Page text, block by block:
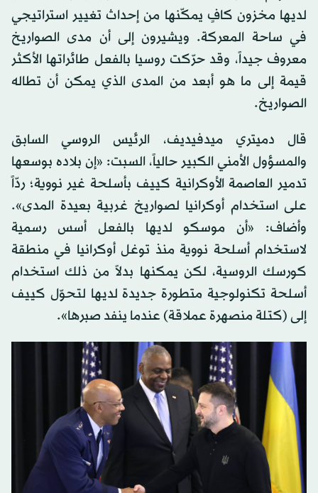
لديها مخزون كافٍ يمكّنها من إحداث تغيير استراتيجي
في ساحة المعركة. ويشيرون إلى أن مدى الصواريخ
معروف جيداً، وقد حرّكت روسيا بالفعل طائراتها الأكثر
قيمة إلى ما هو أبعد من المدى الذي يمكن أن تطاله
الصواريخ.
قال دميتري ميدفيديف، الرئيس الروسي السابق
والمسؤول الأمني الكبير حالياً، السبت: «إن بلاده بوسعها
تدمير العاصمة الأوكرانية كييف بأسلحة غير نووية؛ ردّاً
على استخدام أوكرانيا لصواريخ غربية بعيدة المدى».
وأضاف: «أن موسكو لديها بالفعل أسس رسمية
لاستخدام أسلحة نووية منذ توغل أوكرانيا في منطقة
كورسك الروسية، لكن يمكنها بدلاً من ذلك استخدام
أسلحة تكنولوجية متطورة جديدة لديها لتحوّل كييف
إلى (كتلة منصهرة عملاقة) عندما ينفد صبرها».